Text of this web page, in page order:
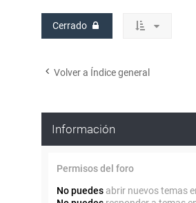
Cerrado
Volver a Índice general
Información
Permisos del foro
No puedes abrir nuevos temas